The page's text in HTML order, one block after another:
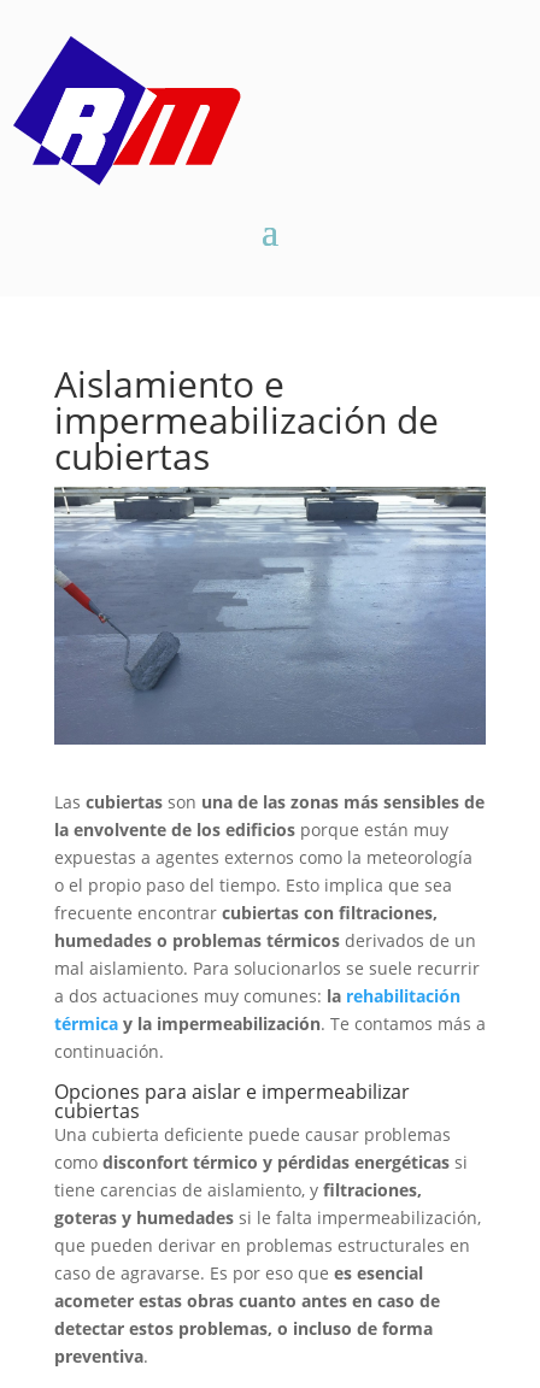
Aislamiento e
impermeabilización de
cubiertas
Las cubiertasson una de las zonas más sensibles de
la envolvente de los edificiosporque están muy
expuestas a agentes externos como la meteorología
o el propio paso del tiempo. Esto implica que sea
frecuente encontrar cubiertas con filtraciones,
humedades o problemas térmicosderivados de un
mal aislamiento. Para solucionarlos se suele recurrir
a dos actuaciones muy comunes: la rehabilitación
térmicay la impermeabilización. Te contamos más a
continuación.
Opciones para aislar e impermeabilizar
cubiertas
Una cubierta deficiente puede causar problemas
como disconfort térmico y pérdidas energéticassi
tiene carencias de aislamiento, y filtraciones,
goteras y humedadessi le falta impermeabilización,
que pueden derivar en problemas estructurales en
caso de agravarse. Es por eso que es esencial
acometer estas obras cuanto antes en caso de
detectar estos problemas, o incluso de forma
preventiva.